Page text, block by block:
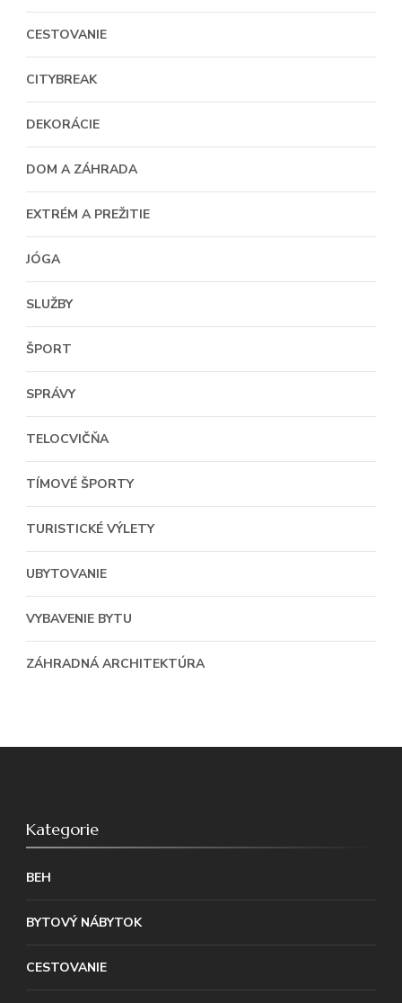
CESTOVANIE
CITYBREAK
DEKORÁCIE
DOM A ZÁHRADA
EXTRÉM A PREŽITIE
JÓGA
SLUŽBY
ŠPORT
SPRÁVY
TELOCVIČŇA
TÍMOVÉ ŠPORTY
TURISTICKÉ VÝLETY
UBYTOVANIE
VYBAVENIE BYTU
ZÁHRADNÁ ARCHITEKTÚRA
Kategorie
BEH
BYTOVÝ NÁBYTOK
CESTOVANIE